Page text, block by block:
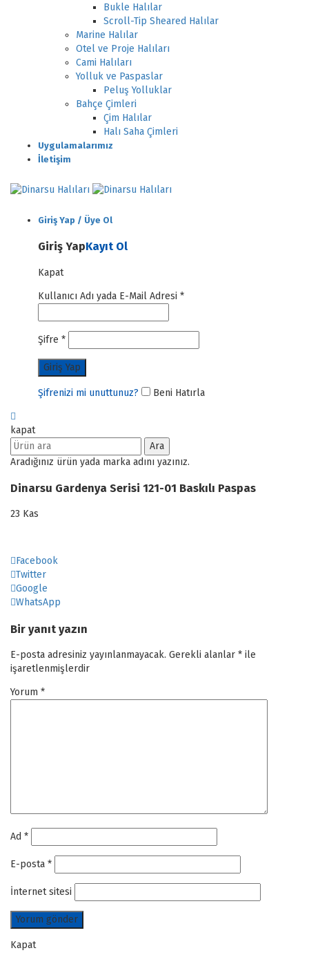
Bukle Halılar
Scroll-Tip Sheared Halılar
Marine Halılar
Otel ve Proje Halıları
Cami Halıları
Yolluk ve Paspaslar
Peluş Yolluklar
Bahçe Çimleri
Çim Halılar
Halı Saha Çimleri
Uygulamalarımız
İletişim
Giriş Yap / Üye Ol
Giriş YapKayıt Ol
Kapat
Kullanıcı Adı yada E-Mail Adresi *
Şifre *
Şifrenizi mi unuttunuz? Beni Hatırla
kapat
Ara
Aradığınız ürün yada marka adını yazınız.
Dinarsu Gardenya Serisi 121-01 Baskılı Paspas
23 Kas
Facebook
Twitter
Google
WhatsApp
Bir yanıt yazın
E-posta adresiniz yayınlanmayacak. Gerekli alanlar * ile
işaretlenmişlerdir
Yorum *
Ad *
E-posta *
İnternet sitesi
Kapat